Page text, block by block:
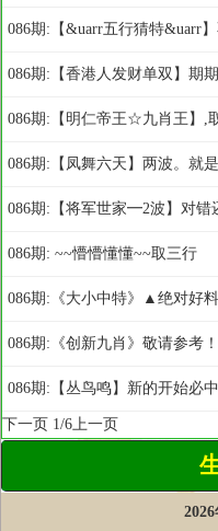
086期:【&uarr五行猜特&uarr
086期:【香港人发财单双】期
086期:【明仁帝王☆九肖王】,
086期:【凤舞六天】两波。就
086期:【将军世家━2波】对错
086期: ~~懵懵懂懂~~取三行
086期:《大小中特》▲绝对好料
086期:《创新九肖》敬请参考！
086期:【丛鸟鸣】新的开始必
下一页 1/6 上一页